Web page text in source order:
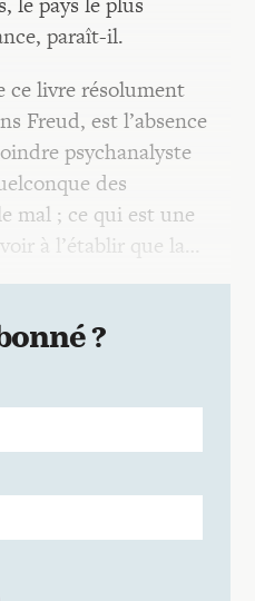
paraît-il.
ce livre résolument
Freud, est l’absence
psychanalyste
des
mal ; ce qui est une
à l’établir que la…
?